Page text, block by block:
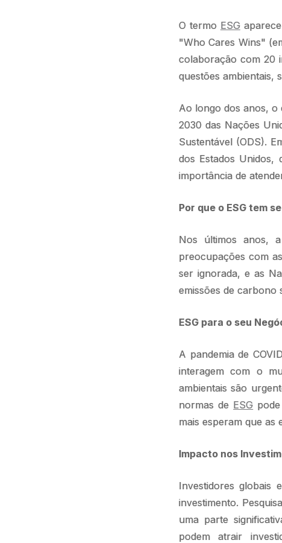
O termo ESG
"Who Cares Wins"
colaboração com 20
questões ambientais,
Ao longo dos anos, o
2030 das Nações
Sustentável (ODS).
dos Estados Unidos,
importância de
Por que o ESG tem
Nos últimos anos,
preocupações com
ser ignorada, e as
emissões de carbono
ESG para o seu
A pandemia de
interagem com o
ambientais são
normas de ESG
mais esperam que as
Impacto nos
Investidores globais
investimento.
uma parte
podem atrair